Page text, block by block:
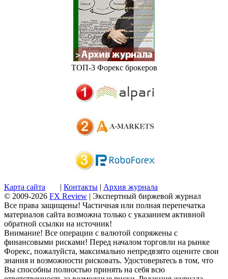
ТОП-3 Форекс брокеров
Карта сайта | Контакты | Архив журнала
© 2009-2026 FX Review | Экспертный биржевой журнал
Все права защищены! Частичная или полная перепечатка
материалов сайта возможна только с указанием активной
обратной ссылки на источник!
Внимание! Все операции с валютой сопряжены с
финансовыми рисками! Перед началом торговли на рынке
Форекс, пожалуйста, максимально непредвзято оцените свои
знания и возможности рисковать. Удостоверьтесь в том, что
Вы способны полностью принять на себя всю